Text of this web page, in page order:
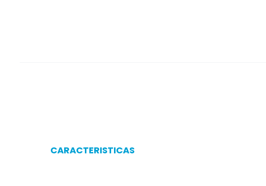
CARACTERISTICAS